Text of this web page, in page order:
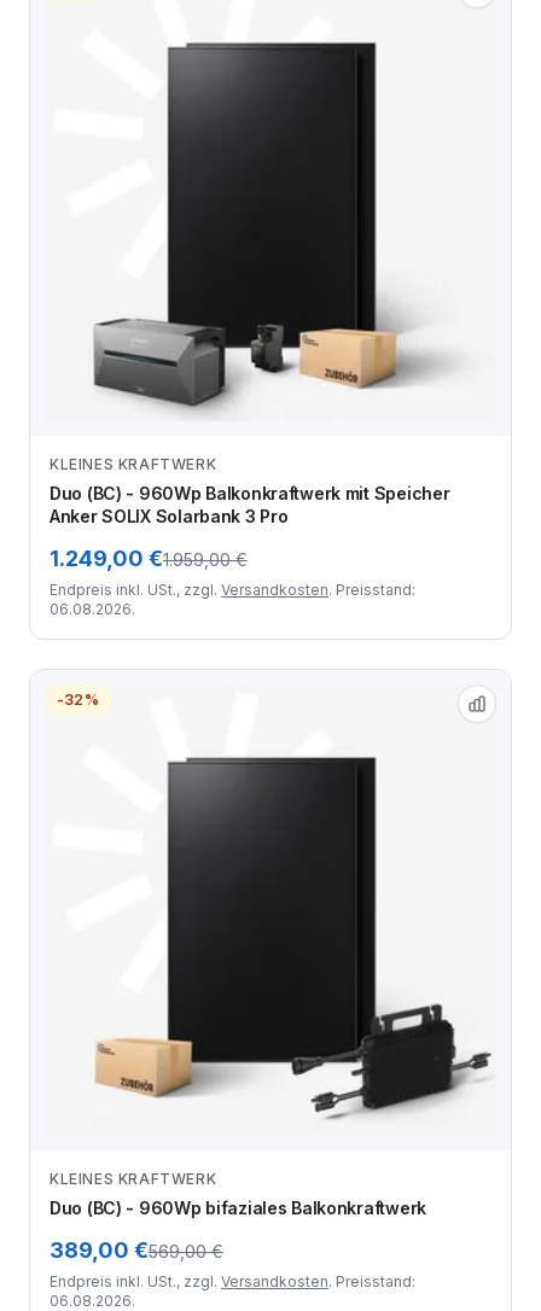
Zum Angebot
KLEINES KRAFTWERK
Duo (BC) - 960Wp Balkonkraftwerk mit Speicher
Anker SOLIX Solarbank 3 Pro
1.249,00 €1.959,00 €
Endpreis inkl. USt., zzgl. Versandkosten. Preisstand:
06.08.2026.
-32%
Zum Angebot
KLEINES KRAFTWERK
Duo (BC) - 960Wp bifaziales Balkonkraftwerk
389,00 €569,00 €
Endpreis inkl. USt., zzgl. Versandkosten. Preisstand:
06.08.2026.